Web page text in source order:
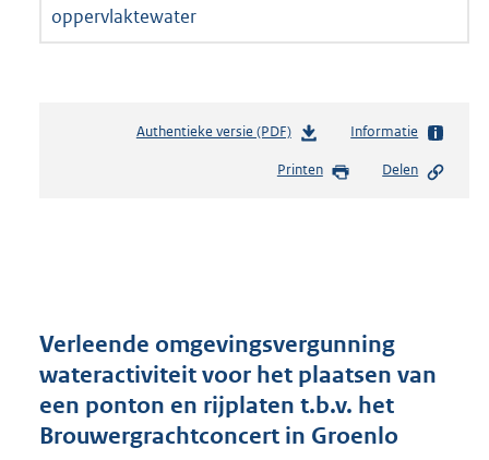
oppervlaktewater
Authentieke versie (PDF)b
s
r
o
t
t
Informatie
Printen Delen
Verleende omgevingsvergunning
wateractiviteit voor het plaatsen van
een ponton en rijplaten t.b.v. het
Brouwergrachtconcert in Groenlo